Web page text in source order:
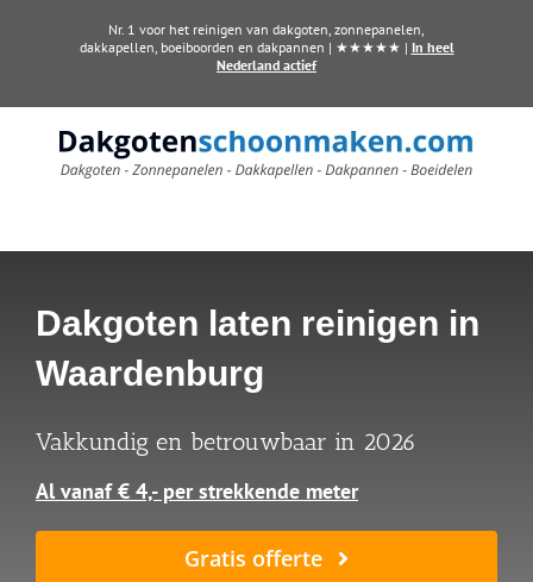
Nr. 1 voor het reinigen van dakgoten, zonnepanelen,
dakkapellen, boeiboorden en dakpannen | ★★★★★ | In heel
Nederland actief
Dakgoten laten reinigen in
Waardenburg
Vakkundig en betrouwbaar in 2026
Al vanaf € 4,- per strekkende meter
Gratis offerte